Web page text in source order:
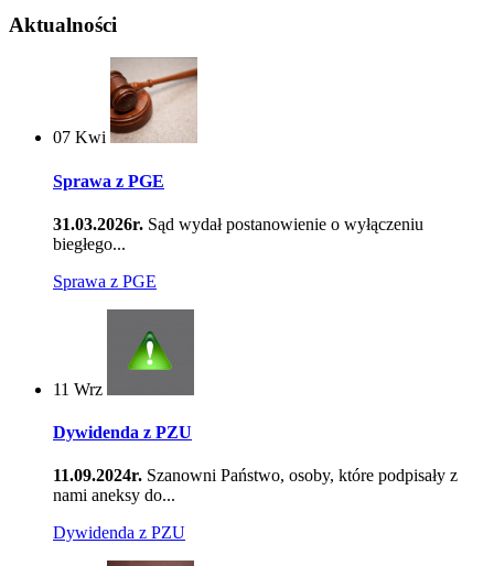
Aktualności
07 Kwi
Sprawa z PGE
31.03.2026r. Sąd wydał postanowienie o wyłączeniu
biegłego...
Sprawa z PGE
11 Wrz
Dywidenda z PZU
11.09.2024r. Szanowni Państwo, osoby, które podpisały z
nami aneksy do...
Dywidenda z PZU